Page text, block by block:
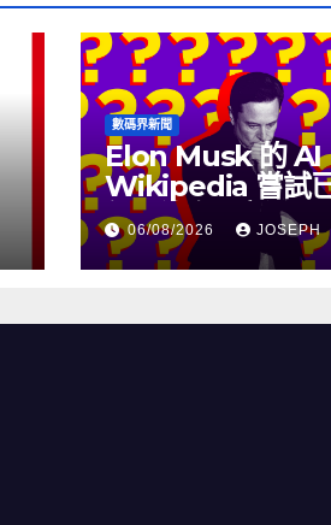
數碼界新聞
Elon Musk 的 AI
Wikipedia 嘗試
個月沒有更新了
06/08/2026 JOSEPH